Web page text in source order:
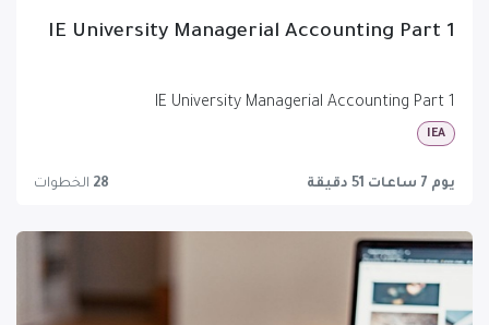
IE University Managerial Accounting Part 1
IE University Managerial Accounting Part 1
IEA
يوم 7 ساعات 51 دقيقة 28 الخطوات